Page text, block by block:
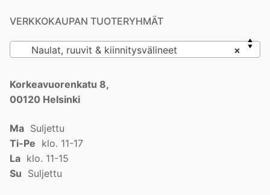
VERKKOKAUPAN TUOTERYHMÄT
×
Naulat, ruuvit & kiinnitysvälineet
Korkeavuorenkatu 8,
00120 Helsinki
Ma Suljettu
Ti-Pe klo. 11-17
La klo. 11-15
Su Suljettu